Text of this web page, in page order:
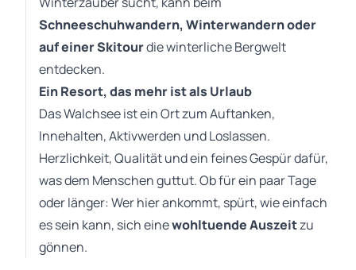
Schneeschuhwandern, Winterwandern oder
auf einer Skitourdie winterliche Bergwelt
entdecken.
Ein Resort, das mehr ist als Urlaub
Das Walchsee ist ein Ort zum Auftanken,
Innehalten, Aktivwerden und Loslassen.
Herzlichkeit, Qualität und ein feines Gespür dafür,
was dem Menschen guttut. Ob für ein paar Tage
oder länger: Wer hier ankommt, spürt, wie einfach
es sein kann, sich einewohltuende Auszeitzu
gönnen.